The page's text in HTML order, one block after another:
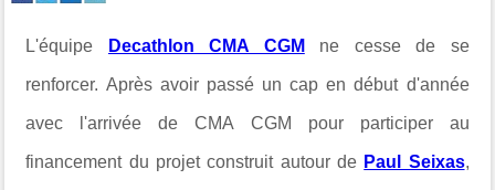
L'équipe Decathlon CMA CGM ne cesse de se
renforcer. Après avoir passé un cap en début d'année
avec l'arrivée de CMA CGM pour participer au
financement du projet construit autour de Paul Seixas,